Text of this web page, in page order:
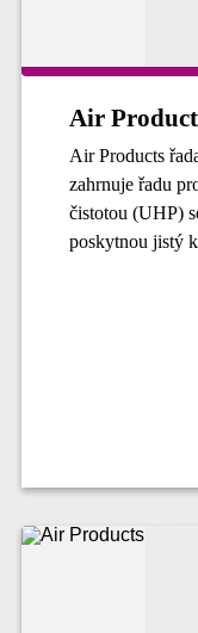
Air
Air Products
zahrnuje řadu
čistotou (UHP)
poskytnou jistý